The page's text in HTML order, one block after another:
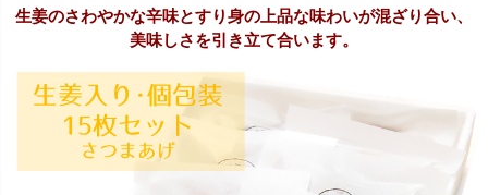
生姜のさわやかな辛味とすり身の上品な味わいが混ざり合い、
美味しさを引き立て合います。